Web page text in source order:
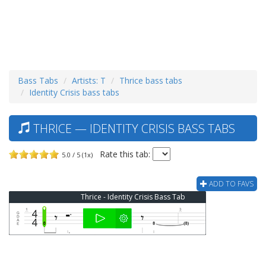
Bass Tabs Artists: T
Thrice bass tabs
Identity Crisis bass tabs
THRICE — IDENTITY CRISIS BASS TABS
5.0 / 5 (1x) Rate this tab:
ADD TO FAVS
Thrice - Identity Crisis Bass Tab